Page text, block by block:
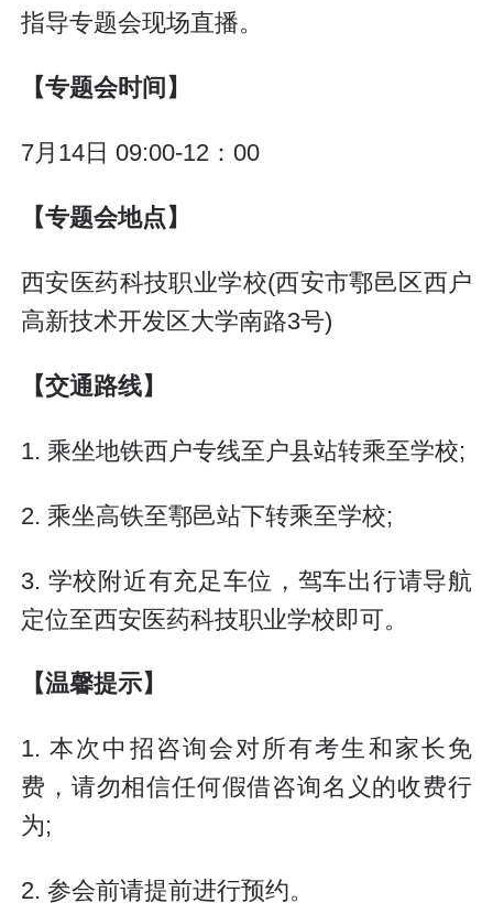
指导专题会现场直播。
【专题会时间】
7月14日 09:00-12：00
【专题会地点】
西安医药科技职业学校(西安市鄠邑区西户
高新技术开发区大学南路3号)
【交通路线】
1. 乘坐地铁西户专线至户县站转乘至学校;
2. 乘坐高铁至鄠邑站下转乘至学校;
3. 学校附近有充足车位，驾车出行请导航
定位至西安医药科技职业学校即可。
【温馨提示】
1. 本次中招咨询会对所有考生和家长免
费，请勿相信任何假借咨询名义的收费行
为;
2. 参会前请提前进行预约。